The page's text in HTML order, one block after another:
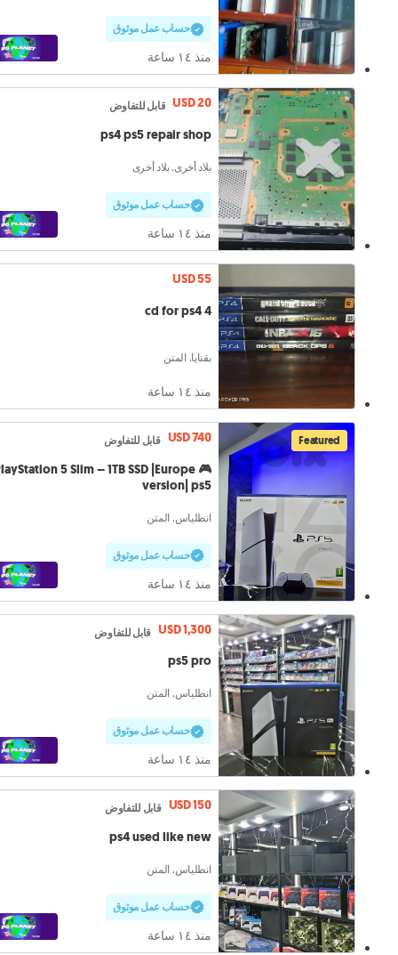
حساب عمل موثوق
منذ ١٤ ساعة
USD 20 قابل للتفاوض
ps4 ps5 repair shop
بلاد أخرى, بلاد أخرى
حساب عمل موثوق
منذ ١٤ ساعة
USD 55
4 cd for ps4
بقنايا, المتن
منذ ١٤ ساعة
Featured
USD 740 قابل للتفاوض
PlayStation 5 Slim – 1TB SSD |Europe
version| ps5
انطلياس, المتن
حساب عمل موثوق
منذ ١٤ ساعة
USD 1,300 قابل للتفاوض
ps5 pro
انطلياس, المتن
حساب عمل موثوق
منذ ١٤ ساعة
USD 150 قابل للتفاوض
ps4 used like new
انطلياس, المتن
حساب عمل موثوق
منذ ١٤ ساعة